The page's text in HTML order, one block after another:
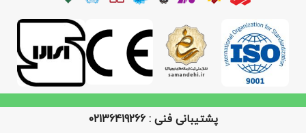
پشتیبانی فنی : 02136419266